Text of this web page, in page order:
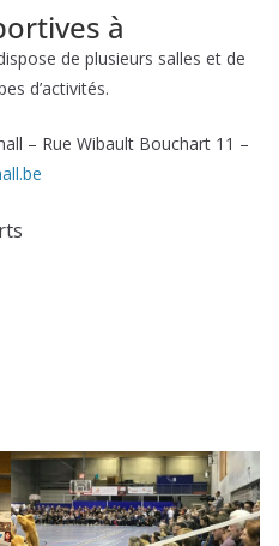
de plusieurs salles et de
d’activités.
– Rue Wibault Bouchart 11 –